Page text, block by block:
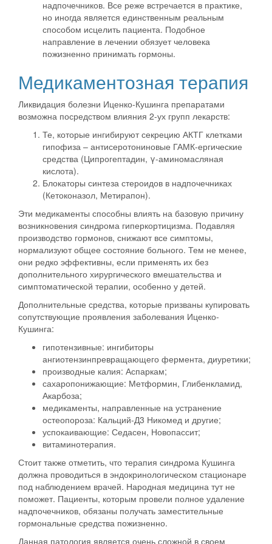
надпочечников. Все реже встречается в практике,
но иногда является единственным реальным
способом исцелить пациента. Подобное
направление в лечении обязует человека
пожизненно принимать гормоны.
Медикаментозная терапия
Ликвидация болезни Иценко-Кушинга препаратами
возможна посредством влияния 2-ух групп лекарств:
Те, которые ингибируют секрецию АКТГ клетками
гипофиза – антисеротониновые ГАМК-ергические
средства (Ципрогептадин, γ-аминомасляная
кислота).
Блокаторы синтеза стероидов в надпочечниках
(Кетоконазол, Метирапон).
Эти медикаменты способны влиять на базовую причину
возникновения синдрома гиперкортицизма. Подавляя
производство гормонов, снижают все симптомы,
нормализуют общее состояние больного. Тем не менее,
они редко эффективны, если применять их без
дополнительного хирургического вмешательства и
симптоматической терапии, особенно у детей.
Дополнительные средства, которые призваны купировать
сопутствующие проявления заболевания Иценко-
Кушинга:
гипотензивные: ингибиторы
ангиотензинпревращающего фермента, диуретики;
производные калия: Аспаркам;
сахаропонижающие: Метформин, Глибенкламид,
Акарбоза;
медикаменты, направленные на устранение
остеопороза: Кальций-Д3 Никомед и другие;
успокаивающие: Седасен, Новопассит;
витаминотерапия.
Стоит также отметить, что терапия синдрома Кушинга
должна проводиться в эндокринологическом стационаре
под наблюдением врачей. Народная медицина тут не
поможет. Пациенты, которым провели полное удаление
надпочечников, обязаны получать заместительные
гормональные средства пожизненно.
Данная патология является очень сложной в своем